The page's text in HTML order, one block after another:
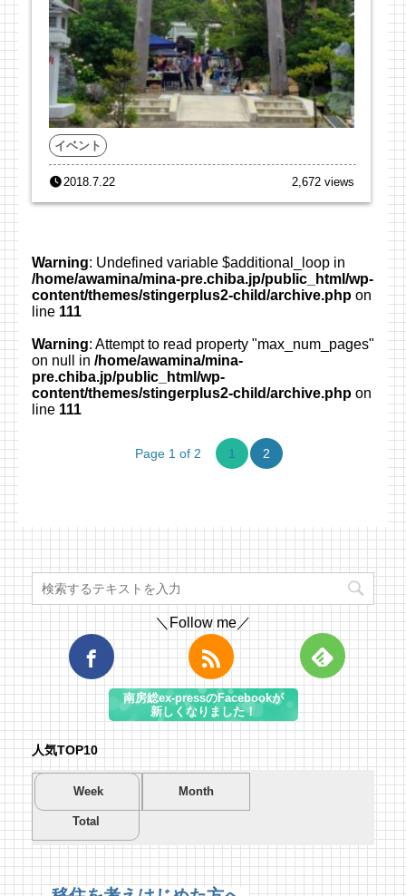
イベント
2018.7.22 2,672 views
Warning: Undefined variable $additional_loop in
/home/awamina/mina-pre.chiba.jp/public_html/wp-
content/themes/stingerplus2-child/archive.php on
line 111
Warning: Attempt to read property "max_num_pages"
on null in /home/awamina/mina-
pre.chiba.jp/public_html/wp-
content/themes/stingerplus2-child/archive.php on
line 111
Page 1 of 2 1 2
＼Follow me／
南房総ex-pressのFacebookが
新しくなりました！
人気TOP10
Week Month
Total
夏を先取り！プールに行こう！
南房総市千倉B&G海洋センター
51 views|byTsuno
夏を先取り！プールに行こう！
南房総市千倉B&G海洋センター
195 views |byTsuno
海遊び＆キャンプするならココ！南房総のお
すすめキャンプ場まとめ【2】
40,694 views|by南 芙蓉